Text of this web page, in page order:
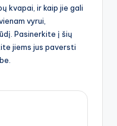
kvapai, ir kaip jie gali
vyrui,
Pasinerkite į šių
jiems jus paversti